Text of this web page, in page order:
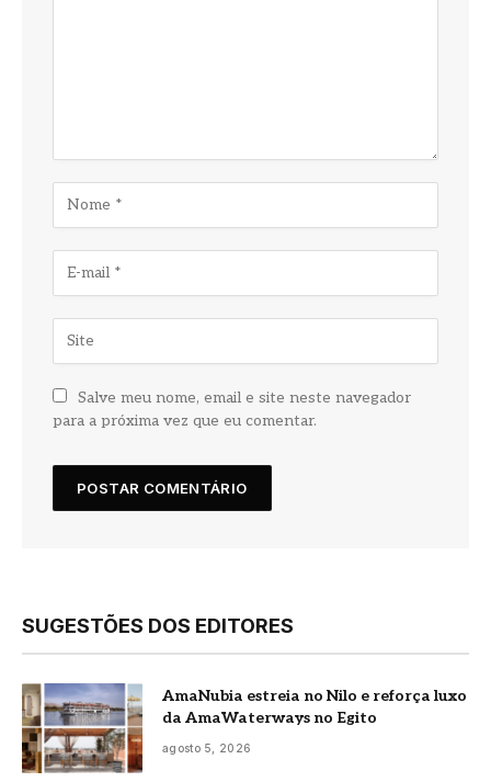
Salve meu nome, email e site neste navegador
para a próxima vez que eu comentar.
SUGESTÕES DOS EDITORES
AmaNubia estreia no Nilo e reforça luxo
da AmaWaterways no Egito
agosto 5, 2026